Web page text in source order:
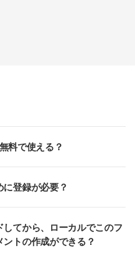
料で使える？
登録が必要？
てから、ローカルでこのフ
トの作成ができる？